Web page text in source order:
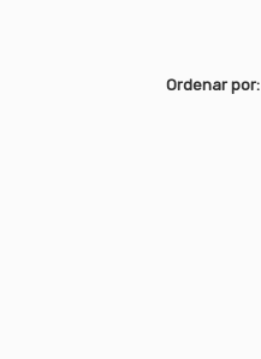
Ordenar por: